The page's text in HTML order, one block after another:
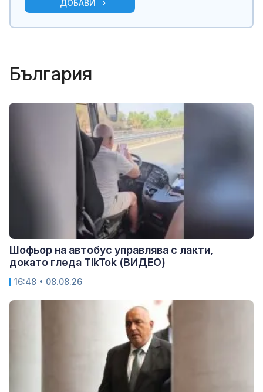
ДОБАВИ
България
Шофьор на автобус управлява с лакти,
докато гледа TikTok (ВИДЕО)
16:48 • 08.08.26